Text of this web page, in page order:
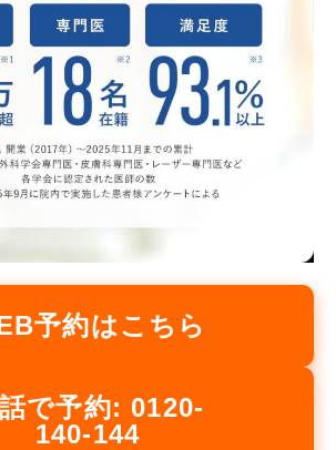
予約はこちら
で予約: 0120-
140-144